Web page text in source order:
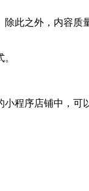
此之外，内容质
程序店铺中，可